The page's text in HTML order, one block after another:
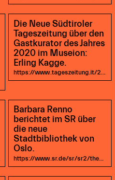
Die Neue Südtiroler
Tageszeitung über den
Gastkurator des Jahres
2020 im Museion:
Erling Kagge.
https://www.tageszeitung.it/2019/10/25/gastkurator-erling-kagge/
Barbara Renno
berichtet im SR über
die neue
Stadtbibliothek von
Oslo.
https://www.sr.de/sr/sr2/themen/literatur/20191024_oslo_deichmanske_bibliothek_100.html